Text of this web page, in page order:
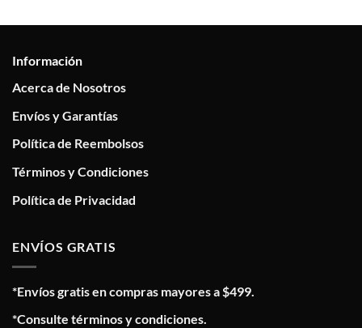
Información
Acerca de Nosotros
Envíos y Garantías
Política de Reembolsos
Términos y Condiciones
Política de Privacidad
ENVÍOS GRATIS
*Envíos gratis en compras mayores a $499.
*Consulte términos y condiciones.